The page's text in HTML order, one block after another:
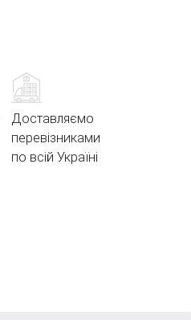
Доставляємо
перевізниками
по всій Україні